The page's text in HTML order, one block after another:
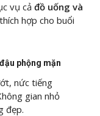
vụ cả đồ uống và
hợp cho buổi
phộng mặn
nức tiếng
gian nhỏ
đẹp.